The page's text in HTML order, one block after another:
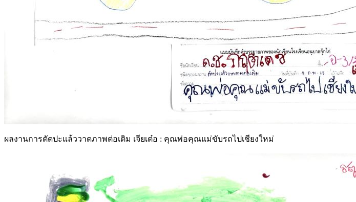
ผลงานการตัดปะแล้ววาดภาพต่อเติม เจียเต๋อ : คุณพ่อคุณแม่ขับรถไปเชียงใหม่